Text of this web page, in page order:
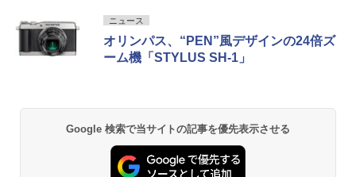
ニュース
オリンパス、“PEN”風デザインの24倍ズ
ーム機「STYLUS SH-1」
Google 検索で当サイトの記事を優先表示させる